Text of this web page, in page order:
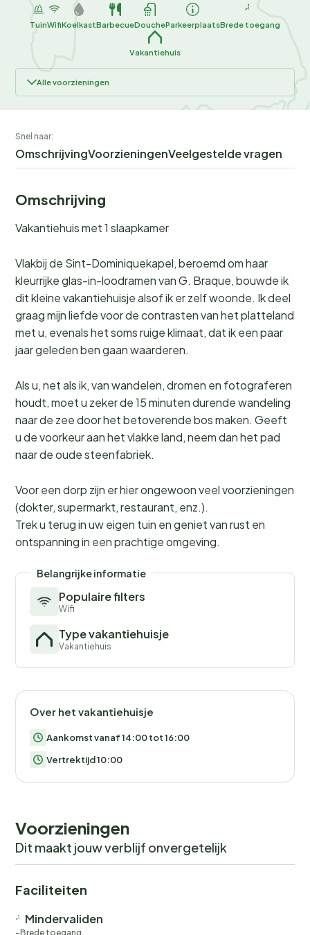
TuinWifiKoelkastBarbecueDoucheParkeerplaatsBrede toegang
Vakantiehuis
Alle voorzieningen
Snel naar:
OmschrijvingVoorzieningenVeelgestelde vragen
Omschrijving
Vakantiehuis met 1 slaapkamer
Vlakbij de Sint-Dominiquekapel, beroemd om haar
kleurrijke glas-in-loodramen van G. Braque, bouwde ik
dit kleine vakantiehuisje alsof ik er zelf woonde. Ik deel
graag mijn liefde voor de contrasten van het platteland
met u, evenals het soms ruige klimaat, dat ik een paar
jaar geleden ben gaan waarderen.
Als u, net als ik, van wandelen, dromen en fotograferen
houdt, moet u zeker de 15 minuten durende wandeling
naar de zee door het betoverende bos maken. Geeft
u de voorkeur aan het vlakke land, neem dan het pad
naar de oude steenfabriek.
Voor een dorp zijn er hier ongewoon veel voorzieningen
(dokter, supermarkt, restaurant, enz.).
Trek u terug in uw eigen tuin en geniet van rust en
ontspanning in een prachtige omgeving.
Belangrijke informatie
Populaire filters
Wifi
Type vakantiehuisje
Vakantiehuis
Over het vakantiehuisje
Aankomst vanaf 14:00 tot 16:00
Vertrektijd 10:00
Voorzieningen
Dit maakt jouw verblijf onvergetelijk
Faciliteiten
Mindervaliden
Brede toegang